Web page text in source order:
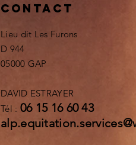
Contact
Lieu dit Les Furons
D 944
05000 GAP
DAVID ESTRAYER
Tél : 06 15 16 60 43